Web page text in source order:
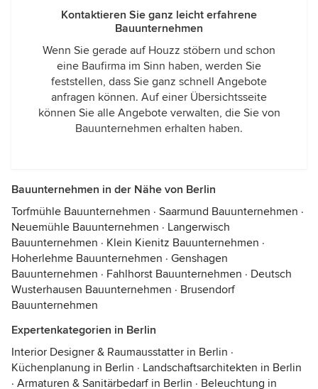
Kontaktieren Sie ganz leicht erfahrene
Bauunternehmen
Wenn Sie gerade auf Houzz stöbern und schon
eine Baufirma im Sinn haben, werden Sie
feststellen, dass Sie ganz schnell Angebote
anfragen können. Auf einer Übersichtsseite
können Sie alle Angebote verwalten, die Sie von
Bauunternehmen erhalten haben.
Bauunternehmen in der Nähe von Berlin
Torfmühle Bauunternehmen · Saarmund Bauunternehmen ·
Neuemühle Bauunternehmen · Langerwisch
Bauunternehmen · Klein Kienitz Bauunternehmen ·
Hoherlehme Bauunternehmen · Genshagen
Bauunternehmen · Fahlhorst Bauunternehmen · Deutsch
Wusterhausen Bauunternehmen · Brusendorf
Bauunternehmen
Expertenkategorien in Berlin
Interior Designer & Raumausstatter in Berlin ·
Küchenplanung in Berlin · Landschaftsarchitekten in Berlin
· Armaturen & Sanitärbedarf in Berlin · Beleuchtung in